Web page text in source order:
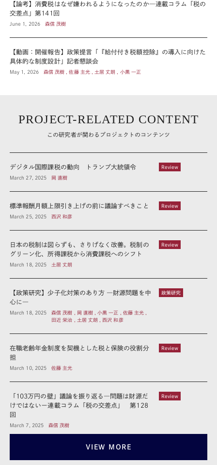
【論考】消費税はなぜ嫌われるようになったのか―連載コラム「税の
交差点」第141回
June 1, 2026 森信 茂樹
【動画：開催報告】政策提言「『給付付き税額控除』の導入に向けた
具体的な制度設計」記者懇談会
May 1, 2026 森信 茂樹 , 佐藤 主光 , 土居 丈朗 , 小黒 一正
PROJECT-RELATED CONTENT
この研究者が関わるプロジェクトのコンテンツ
Review
デジタル国際課税の動向 トランプ大統領令
March 27, 2025 岡 直樹
Review
標準報酬月額上限引き上げの前に議論すべきこと
March 25, 2025 西沢 和彦
Review
日本の税制は図らずも、さりげなく改善。税制の
グリーン化、所得課税から消費課税へのシフト
March 18, 2025 土居 丈朗
政策研究
【政策研究】少子化対策のあり方 ―財源問題を中
心に―
March 18, 2025
森信 茂樹 , 岡 直樹 , 小黒 一正 , 佐藤 主光 ,
田近 栄治 , 土居 丈朗 , 西沢 和彦
Review
在職老齢年金制度を契機とした税と保険の役割分
担
March 10, 2025 佐藤 主光
Review
「103万円の壁」議論を振り返る―問題は財源だ
けではないー連載コラム「税の交差点」 第128
回
March 7, 2025 森信 茂樹
VIEW MORE